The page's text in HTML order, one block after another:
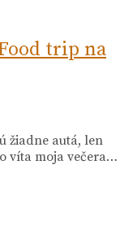
trip na
žiadne autá, len
víta moja večera…